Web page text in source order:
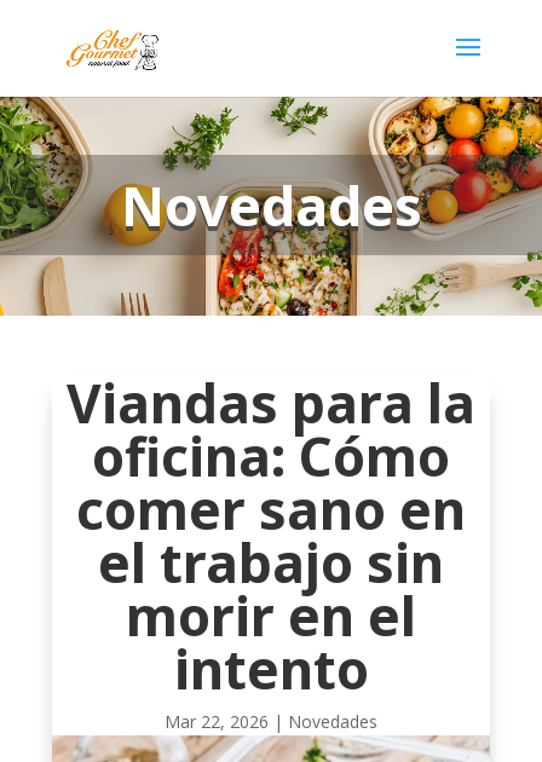
Novedades
Viandas para la
oficina: Cómo
comer sano en
el trabajo sin
morir en el
intento
Mar 22, 2026 | Novedades